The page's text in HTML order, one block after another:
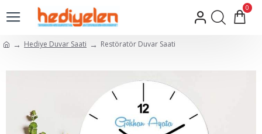
0
Hediye Duvar Saati Restöratör Duvar Saati